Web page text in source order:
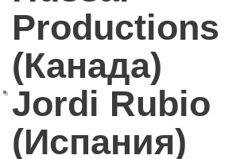
Productions
(Канада)
Jordi Rubio
(Испания)